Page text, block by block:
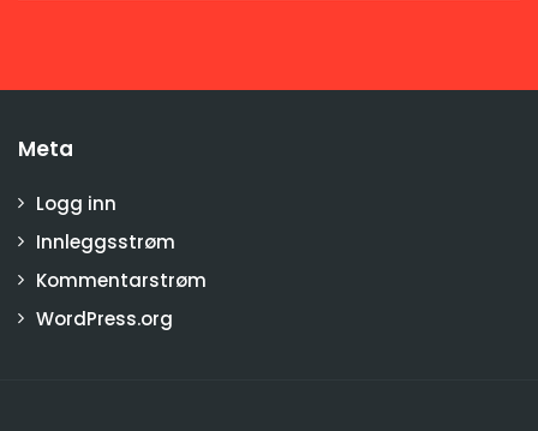
Meta
Logg inn
Innleggsstrøm
Kommentarstrøm
WordPress.org